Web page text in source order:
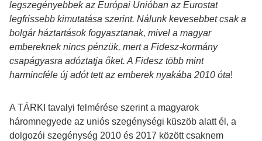
legszegényebbek az Európai Unióban az Eurostat
legfrissebb kimutatása szerint. Nálunk kevesebbet csak a
bolgár háztartások fogyasztanak, mivel a magyar
embereknek nincs pénzük, mert a Fidesz-kormány
csapágyasra adóztatja őket. A Fidesz több mint
harmincféle új adót tett az emberek nyakába 2010 óta!
A TÁRKI tavalyi felmérése szerint a magyarok
háromnegyede az uniós szegénységi küszöb alatt él, a
dolgozói szegénység 2010 és 2017 között csaknem